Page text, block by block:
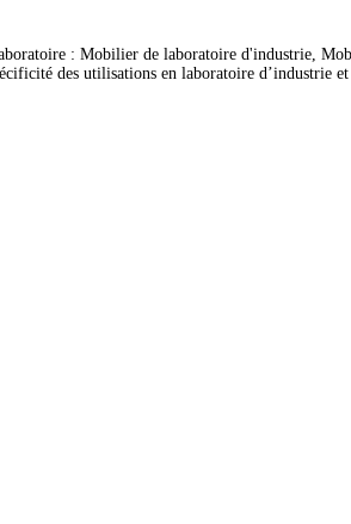
: Mobilier de laboratoire d'industrie,
des utilisations en laboratoire d’industrie